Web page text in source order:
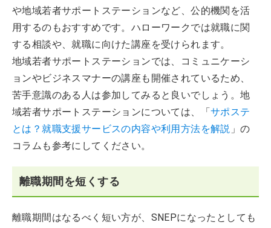
や地域若者サポートステーションなど、公的機関を活
用するのもおすすめです。ハローワークでは就職に関
する相談や、就職に向けた講座を受けられます。
地域若者サポートステーションでは、コミュニケーシ
ョンやビジネスマナーの講座も開催されているため、
苦手意識のある人は参加してみると良いでしょう。地
域若者サポートステーションについては、「サポステ
とは？就職支援サービスの内容や利用方法を解説 」の
コラムも参考にしてください。
離職期間を短くする
離職期間はなるべく短い方が、SNEPになったとしても